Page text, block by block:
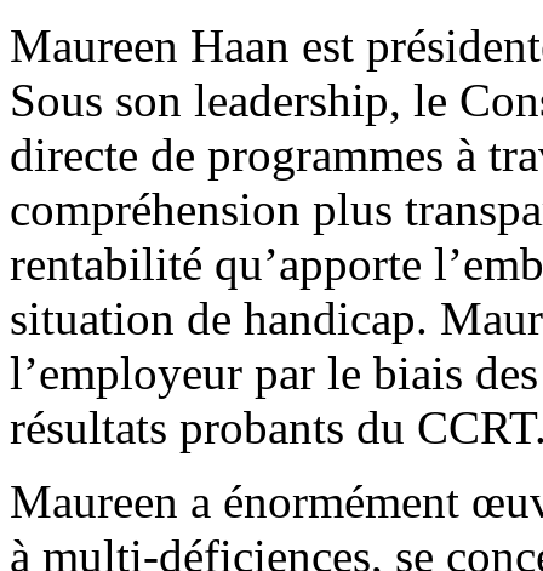
Maureen Haan est
Sous son leadership, le
directe de programmes à
compréhension plus
rentabilité qu’apporte
situation de handicap.
l’employeur par le biais
résultats probants du
Maureen a énormément
à multi-déficiences, se